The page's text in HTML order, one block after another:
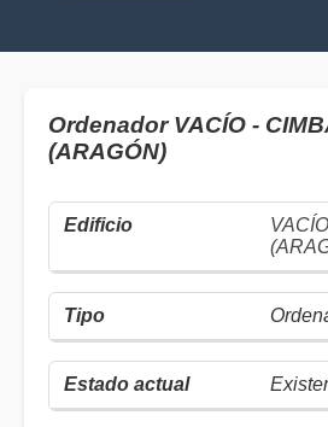
Ordenador VACÍO -
(ARAGÓN)